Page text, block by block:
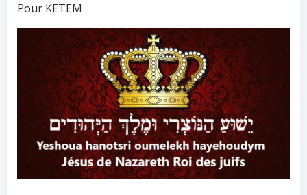
Pour KETEM